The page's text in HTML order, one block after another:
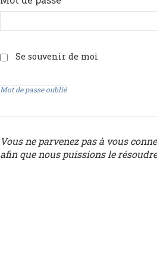
Se souvenir de moi
Mot de passe oublié
Vous ne parvenez pas à vous
afin que nous puissions le